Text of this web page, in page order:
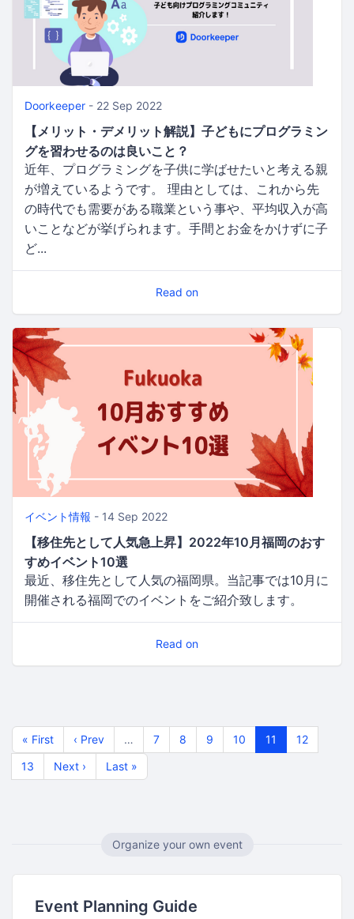
Doorkeeper - 22 Sep 2022
【メリット・デメリット解説】子どもにプログラミン
グを習わせるのは良いこと？
近年、プログラミングを子供に学ばせたいと考える親
が増えているようです。 理由としては、これから先
の時代でも需要がある職業という事や、平均収入が高
いことなどが挙げられます。手間とお金をかけずに子
ど...
Read on
イベント情報 - 14 Sep 2022
【移住先として人気急上昇】2022年10月福岡のおす
すめイベント10選
最近、移住先として人気の福岡県。当記事では10月に
開催される福岡でのイベントをご紹介致します。
Read on
« First ‹ Prev … 7 8 9 10 11
12
13
Next › Last »
Organize your own event
Event Planning Guide